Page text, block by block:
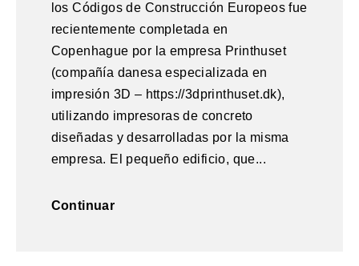
los Códigos de Construcción Europeos fue
recientemente completada en
Copenhague por la empresa Printhuset
(compañía danesa especializada en
impresión 3D – https://3dprinthuset.dk),
utilizando impresoras de concreto
diseñadas y desarrolladas por la misma
empresa. El pequeño edificio, que...
Continuar